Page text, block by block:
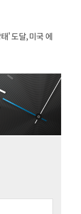
' 도달, 미국 에